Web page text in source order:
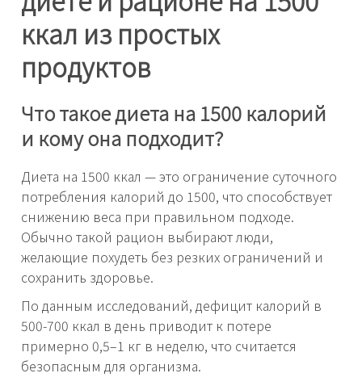
ккал из простых
продуктов
Что такое диета на 1500 калорий
и кому она подходит?
Диета на 1500 ккал — это ограничение суточного
потребления калорий до 1500, что способствует
снижению веса при правильном подходе.
Обычно такой рацион выбирают люди,
желающие похудеть без резких ограничений и
сохранить здоровье.
По данным исследований, дефицит калорий в
500-700 ккал в день приводит к потере
примерно 0,5–1 кг в неделю, что считается
безопасным для организма.